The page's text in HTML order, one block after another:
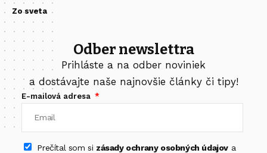
Zo sveta
Odber newslettra
Prihláste a na odber noviniek
a dostávajte naše najnovšie články či tipy!
E-mailová adresa
Prečítal som si zásady ochrany osobných údajova